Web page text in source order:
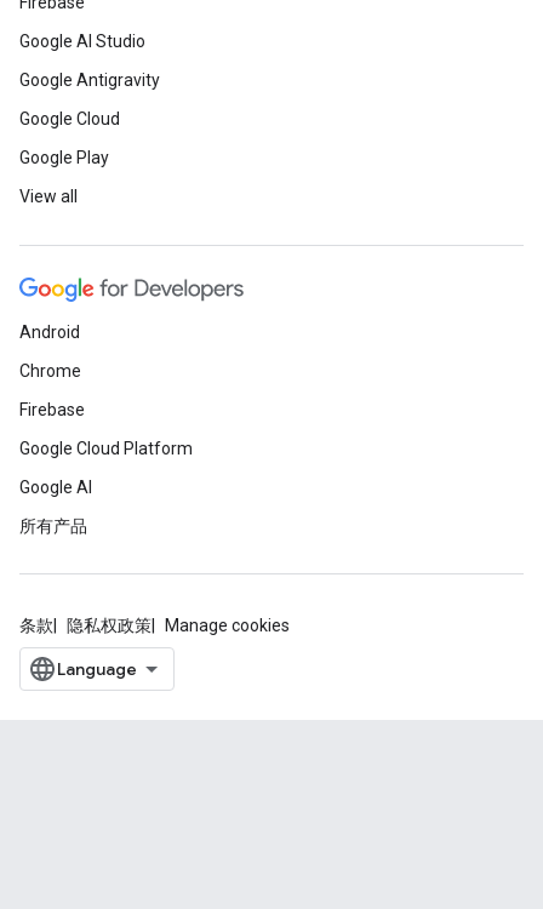
Google AI Studio
Google Antigravity
Google Cloud
Google Play
View all
Android
Chrome
Firebase
Google Cloud Platform
Google AI
所有产品
条款 隐私权政策 Manage cookies